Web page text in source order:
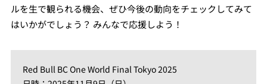
ルを生で観られる機会、ぜひ今後の動向をチェックしてみて
はいかがでしょう？ みんなで応援しよう！
Red Bull BC One World Final Tokyo 2025